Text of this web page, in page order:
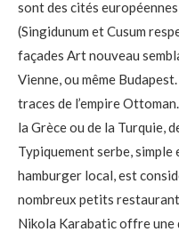
sont des cités
(Singidunum et Cusum
façades Art nouveau
Vienne, ou même
traces de l’empire
la Grèce ou de la Turquie,
Typiquement serbe,
hamburger local, est
nombreux petits
Nikola Karabatic offre